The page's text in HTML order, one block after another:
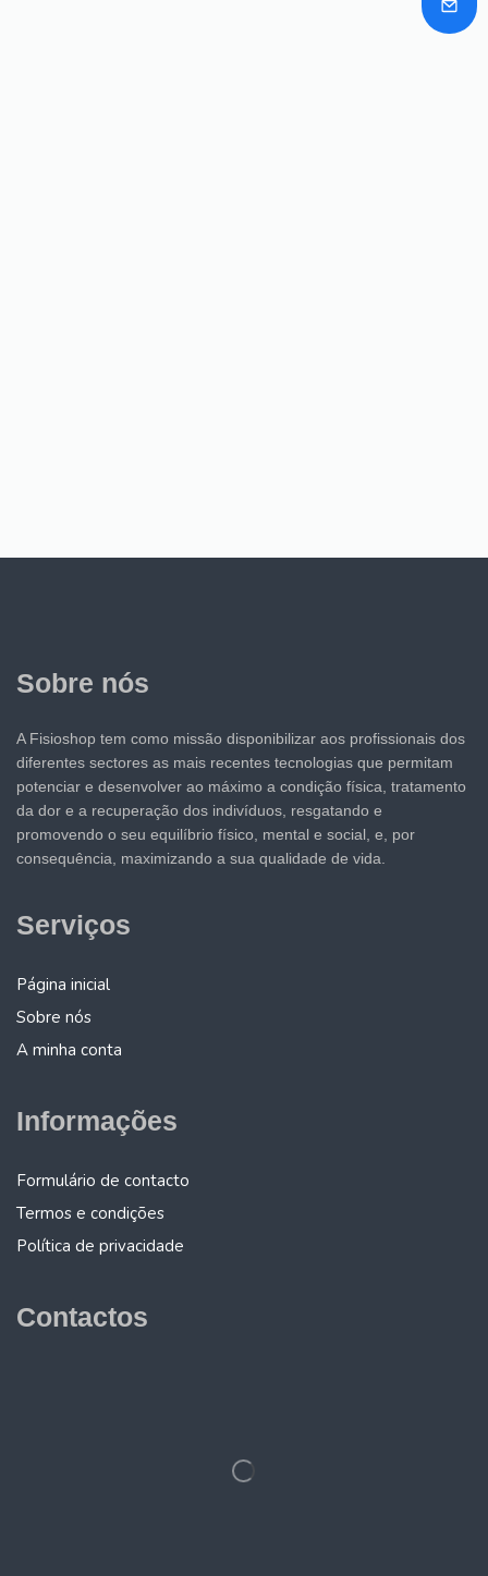
Sobre nós
A Fisioshop tem como missão disponibilizar aos profissionais dos
diferentes sectores as mais recentes tecnologias que permitam
potenciar e desenvolver ao máximo a condição física, tratamento
da dor e a recuperação dos indivíduos, resgatando e
promovendo o seu equilíbrio físico, mental e social, e, por
consequência, maximizando a sua qualidade de vida.
Serviços
Página inicial
Sobre nós
A minha conta
Informações
Formulário de contacto
Termos e condições
Política de privacidade
Contactos